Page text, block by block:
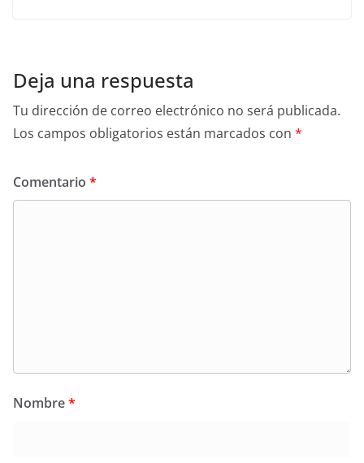
Deja una respuesta
Tu dirección de correo electrónico no será publicada.
Los campos obligatorios están marcados con *
Comentario *
Nombre*